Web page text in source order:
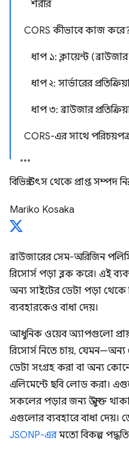
শরীর
CORS কীভাবে কাজ
ধাপ ১: ক্লায়েন্ট
ধাপ ২: সার্ভারের
ধাপ ৩: ব্রাউজার
CORS-এর সাথে
বিভিন্ন উৎস থেকে প্রাপ্ত সম্পদ
Mariko Kosaka
ব্রাউজারের সেম-অরিজিন
রিসোর্স পড়া ব্লক করে। এই
অন্য সাইটের ডেটা পড়া থেকে
ব্যবহারকেও বাধা দেয়।
আধুনিক ওয়েব অ্যাপগুলো
রিসোর্স নিতে চায়,
ডেটা সংগ্রহ করা বা অন্য
এলিমেন্টে ছবি লোড করা।
সকলের পড়ার জন্য উন্মুক্ত
এগুলোর ব্যবহারে বাধা দেয়।
JSONP-এরমতো বিকল্প